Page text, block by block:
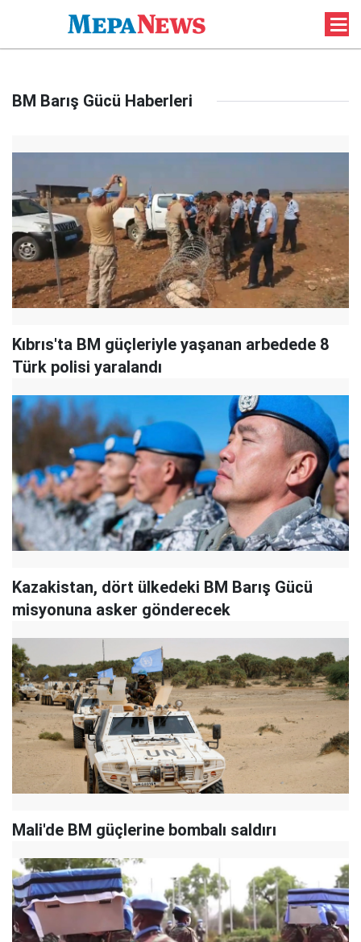
BM Barış Gücü Haberleri
Kıbrıs'ta BM güçleriyle yaşanan arbedede 8
Türk polisi yaralandı
Kazakistan, dört ülkedeki BM Barış Gücü
misyonuna asker gönderecek
Mali'de BM güçlerine bombalı saldırı